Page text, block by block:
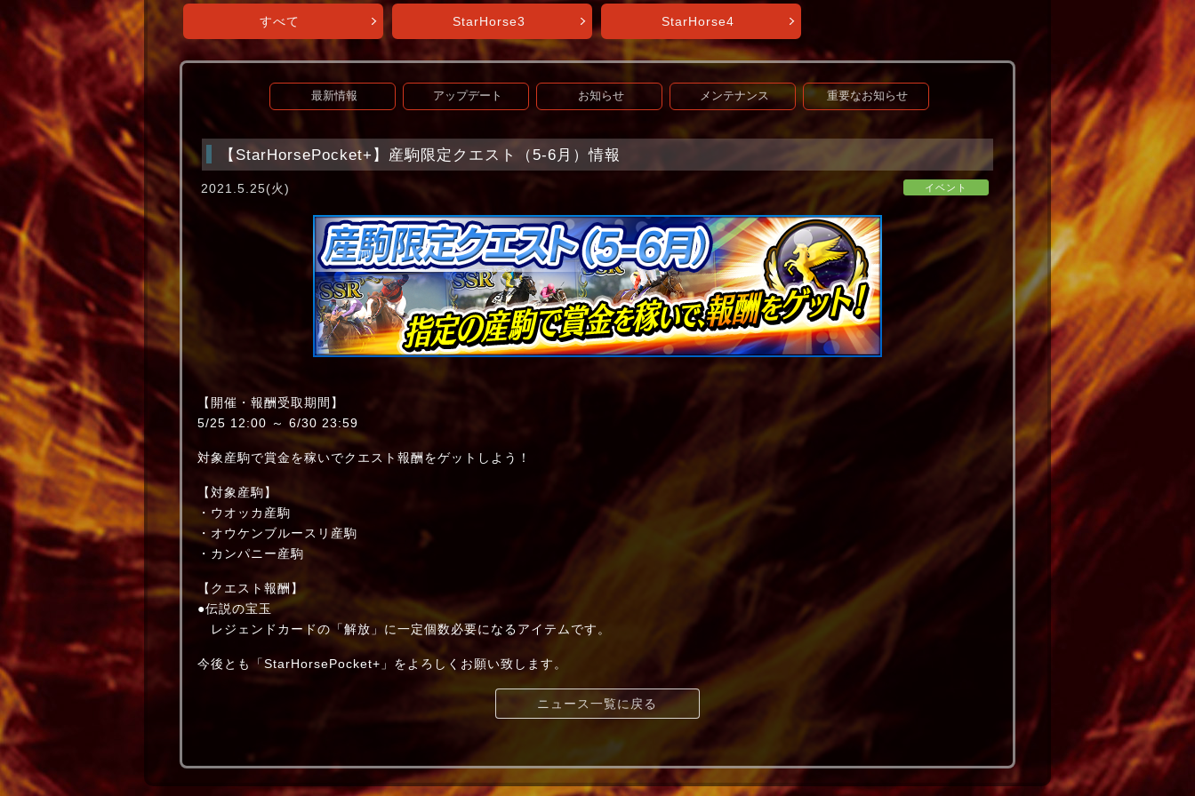
すべて StarHorse3 StarHorse4
最新情報 アップデート お知らせ メンテナンス 重要なお知らせ
【StarHorsePocket+】産駒限定クエスト（5-6月）情報
イベント
2021.5.25(火)
【開催・報酬受取期間】
5/25 12:00 ～ 6/30 23:59
対象産駒で賞金を稼いでクエスト報酬をゲットしよう！
【対象産駒】
・ウオッカ産駒
・オウケンブルースリ産駒
・カンパニー産駒
【クエスト報酬】
●伝説の宝玉
レジェンドカードの「解放」に一定個数必要になるアイテムです。
今後とも「StarHorsePocket+」をよろしくお願い致します。
ニュース一覧に戻る